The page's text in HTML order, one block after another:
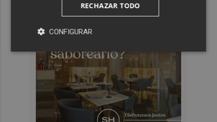
RECHAZAR TODO
CONFIGURAR